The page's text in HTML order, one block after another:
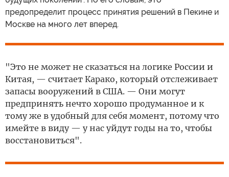
предопределит процесс принятия решений в Пекине и
Москве на много лет вперед.
"Это не может не сказаться на логике России и
Китая, — считает Карако, который отслеживает
запасы вооружений в США. — Они могут
предпринять нечто хорошо продуманное и к
тому же в удобный для себя момент, потому что
имейте в виду — у нас уйдут годы на то, чтобы
восстановиться".